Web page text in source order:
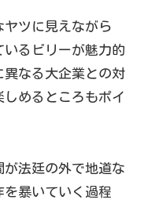
ヤツに見えながら
いるビリーが魅力的
異なる大企業との対
めるところもポイ
法廷の外で地道な
暴いていく過程